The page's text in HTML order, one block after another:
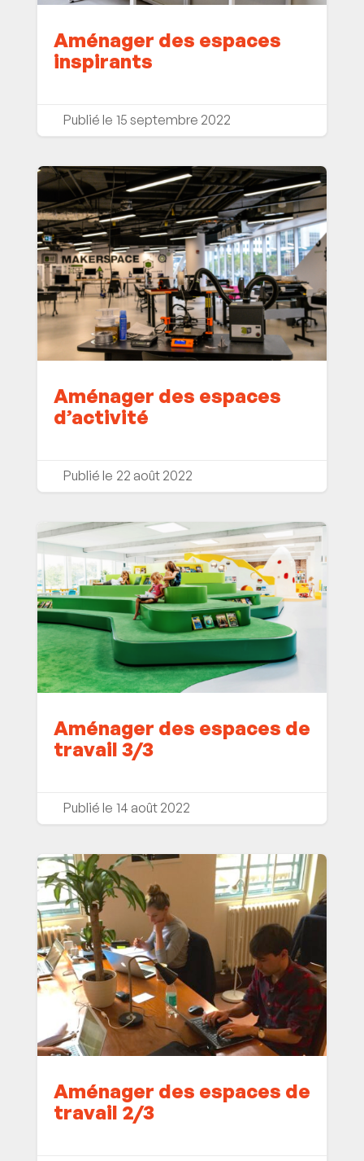
Aménager des espaces
inspirants
15 septembre 2022
Aménager des espaces
d’activité
22 août 2022
Aménager des espaces de
travail 3/3
14 août 2022
Aménager des espaces de
travail 2/3